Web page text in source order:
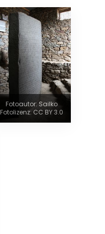
Fotoautor: Sailko
Fotolizenz: CC BY 3.0